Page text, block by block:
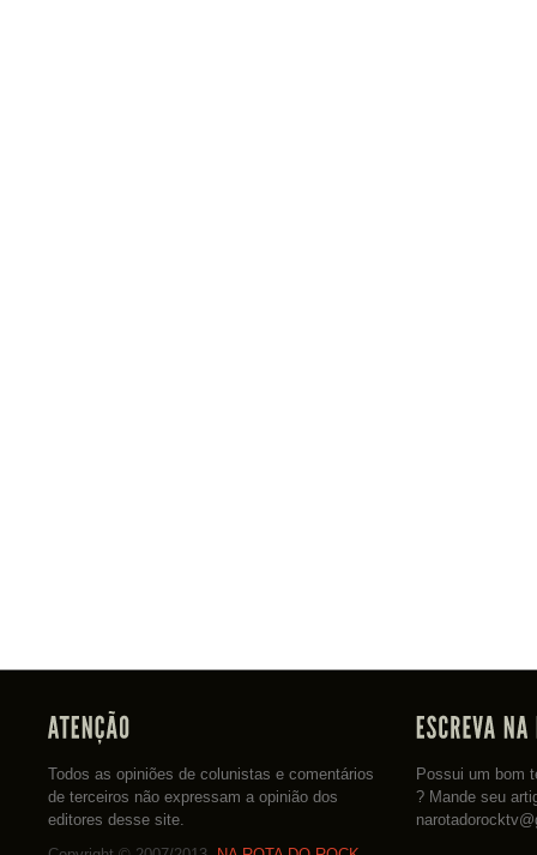
Todos as opiniões de colunistas e comentários
de terceiros não expressam a opinião dos
editores desse site.
Possui um bom
? Mande seu